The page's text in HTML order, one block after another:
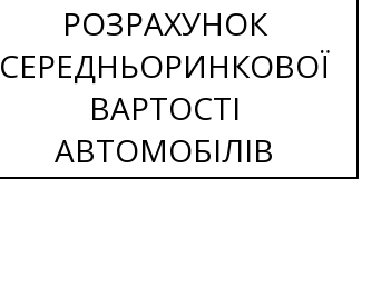
РОЗРАХУНОК
СЕРЕДНЬОРИНКОВОЇ
ВАРТОСТІ
АВТОМОБІЛІВ